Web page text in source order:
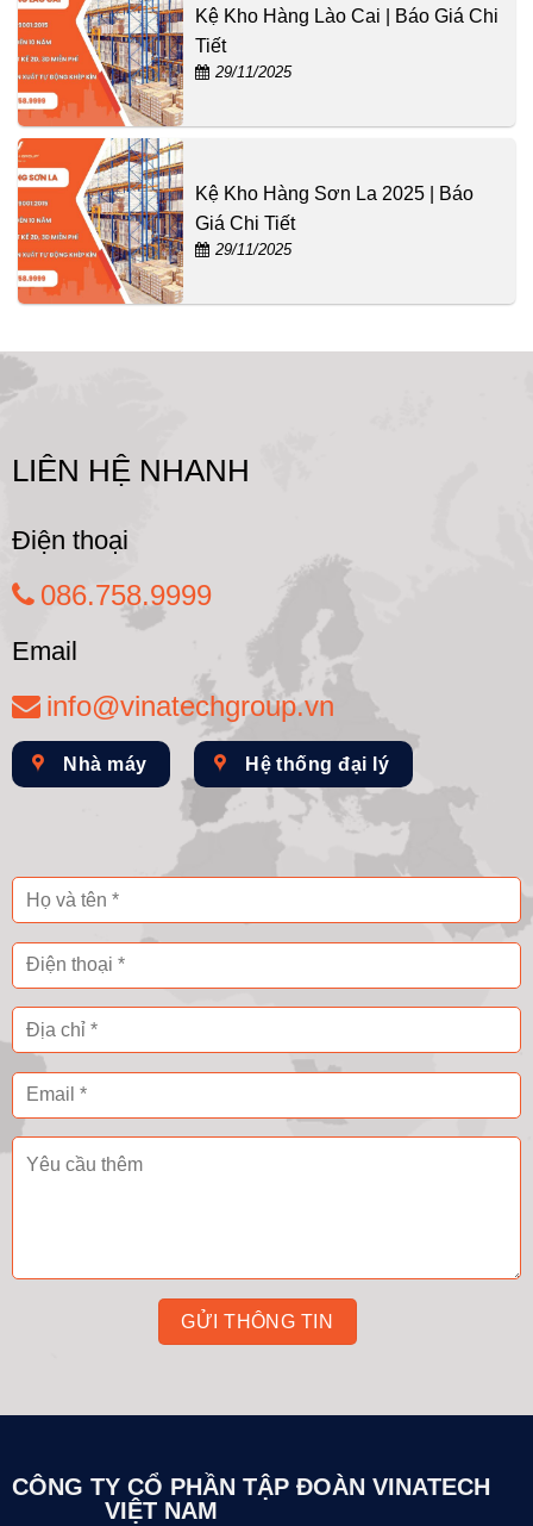
Kệ Kho Hàng Lào Cai | Báo Giá Chi
Tiết
29/11/2025
Kệ Kho Hàng Sơn La 2025 | Báo
Giá Chi Tiết
29/11/2025
LIÊN HỆ NHANH
Điện thoại
086.758.9999
Email
info@vinatechgroup.vn
Nhà máy Hệ thống đại lý
CÔNG TY CỔ PHẦN TẬP ĐOÀN VINATECH
VIỆT NAM